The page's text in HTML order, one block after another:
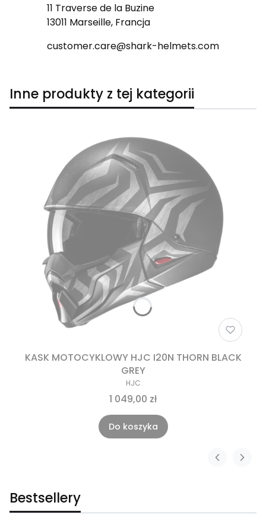
11 Traverse de la Buzine
13011 Marseille, Francja
customer.care@shark-helmets.com
Inne produkty z tej kategorii
KASK MOTOCYKLOWY HJC I20N THORN BLACK
GREY
HJC
1 049,00 zł
Do koszyka
Bestsellery